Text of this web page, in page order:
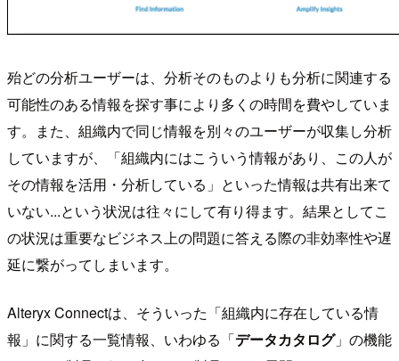
殆どの分析ユーザーは、分析そのものよりも分析に関連する
可能性のある情報を探す事により多くの時間を費やしていま
す。また、組織内で同じ情報を別々のユーザーが収集し分析
していますが、「組織内にはこういう情報があり、この人が
その情報を活用・分析している」といった情報は共有出来て
いない...という状況は往々にして有り得ます。結果としてこ
の状況は重要なビジネス上の問題に答える際の非効率性や遅
延に繋がってしまいます。
Alteryx Connectは、そういった「組織内に存在している情
報」に関する一覧情報、いわゆる「データカタログ」の機能